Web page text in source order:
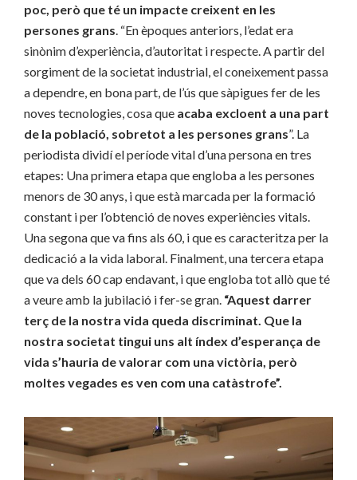
poc, però que té un impacte creixent en les
persones grans . “En èpoques anteriors, l’edat era
sinònim d’experiència, d’autoritat i respecte. A partir del
sorgiment de la societat industrial, el coneixement passa
a dependre, en bona part, de l’ús que sàpigues fer de les
noves tecnologies, cosa que acaba excloent a una part
de la població, sobretot a les persones grans”. La
periodista dividí el període vital d’una persona en tres
etapes: Una primera etapa que engloba a les persones
menors de 30 anys, i que està marcada per la formació
constant i per l’obtenció de noves experiències vitals.
Una segona que va fins als 60, i que es caracteritza per la
dedicació a la vida laboral. Finalment, una tercera etapa
que va dels 60 cap endavant, i que engloba tot allò que té
a veure amb la jubilació i fer-se gran. “Aquest darrer
terç de la nostra vida queda discriminat. Que la
nostra societat tingui uns alt índex d’esperança de
vida s’hauria de valorar com una victòria, però
moltes vegades es ven com una catàstrofe”.